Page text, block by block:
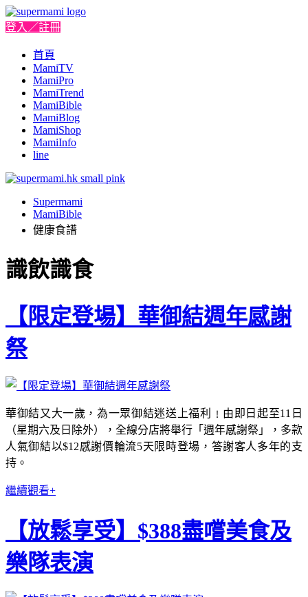
登入／註冊
首頁
MamiTV
MamiPro
MamiTrend
MamiBible
MamiBlog
MamiShop
MamiInfo
line
Supermami
MamiBible
健康食譜
識飲識食
【限定登場】華御結週年感謝
祭
華御結又大一歲，為一眾御結迷送上福利﹗由即日起至11日
（星期六及日除外），全線分店將舉行「週年感謝祭」，多款
人氣御結以$12感謝價輪流5天限時登場，答謝客人多年的支
持。
繼續觀看+
【放鬆享受】$388盡嚐美食及
樂隊表演